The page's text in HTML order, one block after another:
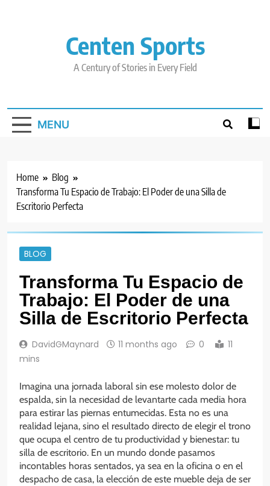
Centen Sports
A Century of Stories in Every Field
MENU
Home
Blog
Transforma Tu Espacio de Trabajo: El Poder de una Silla de
Escritorio Perfecta
BLOG
Transforma Tu Espacio de
Trabajo: El Poder de una
Silla de Escritorio Perfecta
DavidGMaynard 11 months ago 0
11
mins
Imagina una jornada laboral sin ese molesto dolor de
espalda, sin la necesidad de levantarte cada media hora
para estirar las piernas entumecidas. Esta no es una
realidad lejana, sino el resultado directo de elegir el trono
que ocupa el centro de tu productividad y bienestar: tu
silla de escritorio. En un mundo donde pasamos
incontables horas sentados, ya sea en la oficina o en el
despacho de casa, la elección de este mueble deja de ser